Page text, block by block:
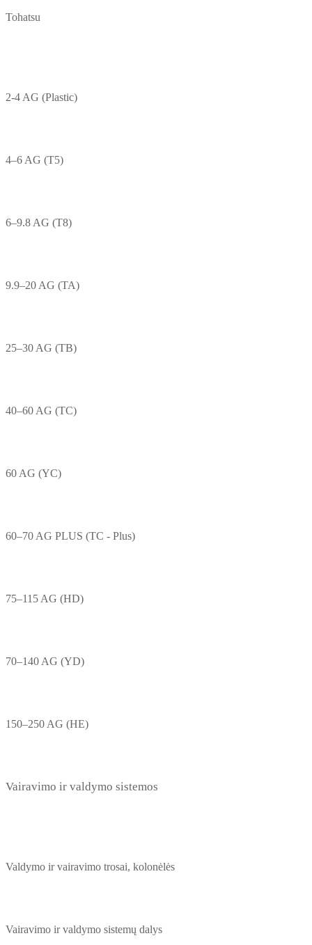
Tohatsu
2-4 AG (Plastic)
4–6 AG (T5)
6–9.8 AG (T8)
9.9–20 AG (TA)
25–30 AG (TB)
40–60 AG (TC)
60 AG (YC)
60–70 AG PLUS (TC - Plus)
75–115 AG (HD)
70–140 AG (YD)
150–250 AG (HE)
Vairavimo ir valdymo sistemos
Valdymo ir vairavimo trosai, kolonėlės
Vairavimo ir valdymo sistemų dalys